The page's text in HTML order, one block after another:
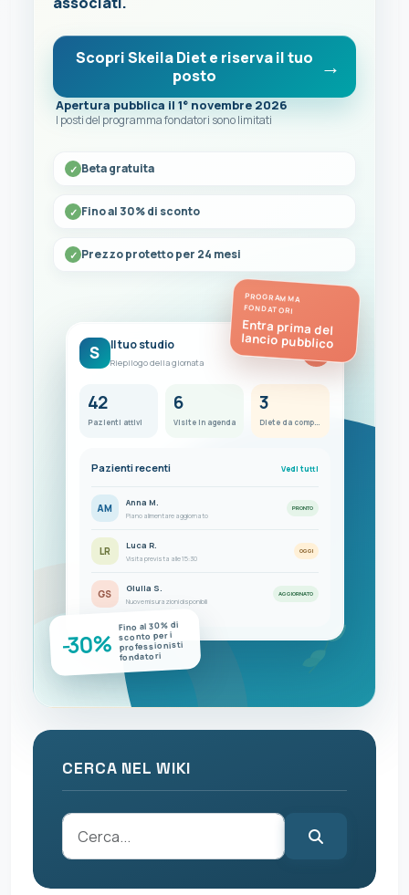
Scopri Skeila Diet e riserva il tuo
posto
Apertura pubblica il 1° novembre 2026
I posti del programma fondatori sono limitati
Beta gratuita
Fino al 30% di sconto
Prezzo protetto per 24 mesi
PROGRAMMA
FONDATORI
Entra prima del
lancio pubblico
S Il tuo studio
Riepilogo della giornata
FC
42
Pazienti attivi
6
Visite in agenda
3
Pazienti recenti Vedi tutti
AM Anna M.
Piano alimentare aggiornato
PRONTO
LR Luca R.
Visita prevista alle 15:30
OGGI
GS Giulia S.
Nuove misurazioni disponibili
AGGIORNATO
-30%
Fino al 30% di
sconto per i
professionisti
fondatori
CERCA NEL WIKI